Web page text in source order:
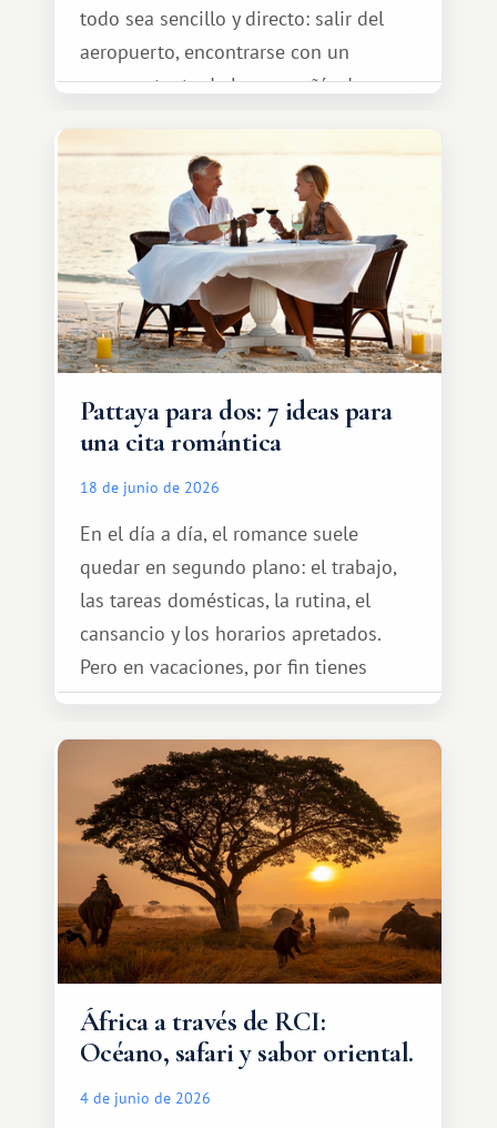
todo sea sencillo y directo: salir del
aeropuerto, encontrarse con un
representante de la compañía de
tranquilamente hasta el complejo
turístico.
Pattaya para dos: 7 ideas para
una cita romántica
18 de junio de 2026
En el día a día, el romance suele
quedar en segundo plano: el trabajo,
las tareas domésticas, la rutina, el
cansancio y los horarios apretados.
Pero en vacaciones, por fin tienes
espacio para dos y ganas de hacer algo
especial por tu pareja. No tiene por
qué ser algo grandioso, pero sí algo
cálido y memorable.
África a través de RCI:
Océano, safari y sabor oriental.
4 de junio de 2026